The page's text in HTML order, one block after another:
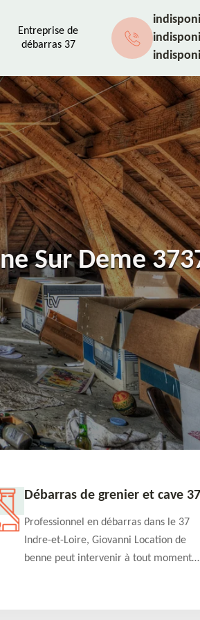
Entreprise de
débarras 37
Sur Deme
Débarras de grenier et cave 37
Professionnel en débarras dans le 37
Indre-et-Loire, Giovanni Location de
benne peut intervenir à tout moment
détaillé offert